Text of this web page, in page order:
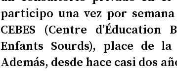
participo una vez por
CEBES (Centre
Enfants Sourds), place de
Además, desde hace casi dos